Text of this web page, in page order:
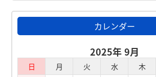
カレンダー
2025年 9月
日 月 火 水 木